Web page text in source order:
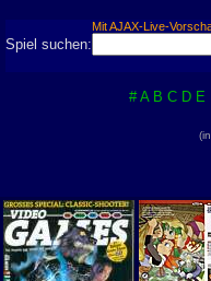
Mit AJAX-Live-
Spiel suchen:
# A B C D E